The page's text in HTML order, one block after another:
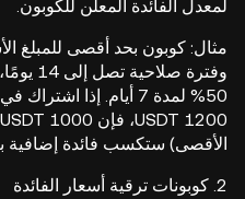
لمعدل الفائدة المعلن للكوبون.
وفترة
الأقصى) ستكسب فائدة إضافية بنسبة 50٪ لتلك
2. كوبونات ترقية أسعار الفائدة